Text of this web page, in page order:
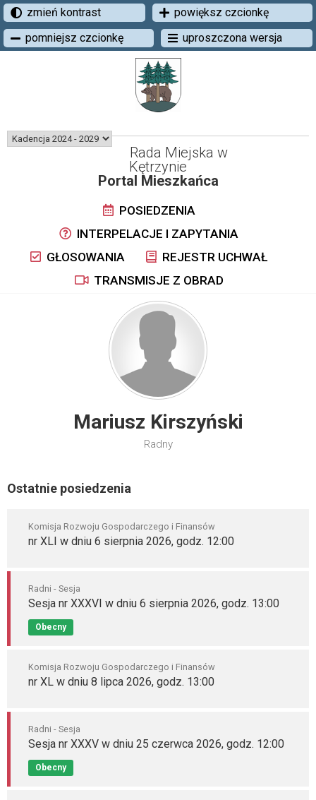
zmień kontrast
powiększ czcionkę
pomniejsz czcionkę
uproszczona wersja
Rada Miejska w
Kętrzynie
Portal Mieszkańca
POSIEDZENIA
INTERPELACJE I ZAPYTANIA
GŁOSOWANIA
REJESTR UCHWAŁ
TRANSMISJE Z OBRAD
Mariusz Kirszyński
Radny
Ostatnie posiedzenia
Komisja Rozwoju Gospodarczego i Finansów
nr XLI w dniu 6 sierpnia 2026, godz. 12:00
Radni - Sesja
Sesja nr XXXVI w dniu 6 sierpnia 2026, godz. 13:00
Obecny
Komisja Rozwoju Gospodarczego i Finansów
nr XL w dniu 8 lipca 2026, godz. 13:00
Radni - Sesja
Sesja nr XXXV w dniu 25 czerwca 2026, godz. 12:00
Obecny